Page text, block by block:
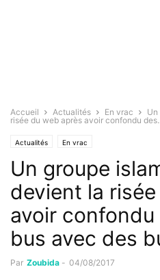
Accueil Actualités En vrac
risée du web après avoir confondu
Actualités En vrac
Un groupe
devient la
avoir
bus avec des
Par Zoubida - 04/08/2017